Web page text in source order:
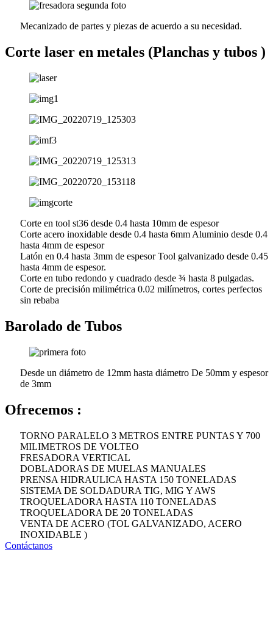
Mecanizado de partes y piezas de acuerdo a su necesidad.
Corte laser en metales (Planchas y tubos )
Corte en tool st36 desde 0.4 hasta 10mm de espesor
Corte acero inoxidable desde 0.4 hasta 6mm Aluminio desde 0.4
hasta 4mm de espesor
Latón en 0.4 hasta 3mm de espesor Tool galvanizado desde 0.45
hasta 4mm de espesor.
Corte en tubo redondo y cuadrado desde ¾ hasta 8 pulgadas.
Corte de precisión milimétrica 0.02 milímetros, cortes perfectos
sin rebaba
Barolado de Tubos
Desde un diámetro de 12mm hasta diámetro De 50mm y espesor
de 3mm
Ofrecemos :
TORNO PARALELO 3 METROS ENTRE PUNTAS Y 700
MILIMETROS DE VOLTEO
FRESADORA VERTICAL
DOBLADORAS DE MUELAS MANUALES
PRENSA HIDRAULICA HASTA 150 TONELADAS
SISTEMA DE SOLDADURA TIG, MIG Y AWS
TROQUELADORA HASTA 110 TONELADAS
TROQUELADORA DE 20 TONELADAS
VENTA DE ACERO (TOL GALVANIZADO, ACERO
INOXIDABLE )
Contáctanos